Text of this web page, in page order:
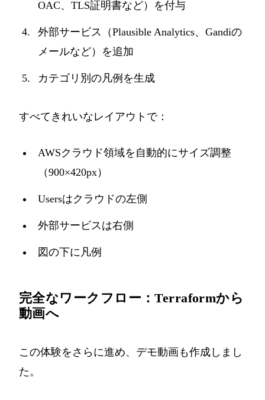
OAC、TLS証明書など）を付与
外部サービス（Plausible Analytics、Gandiの
メールなど）を追加
カテゴリ別の凡例を生成
すべてきれいなレイアウトで：
AWSクラウド領域を自動的にサイズ調整
（900×420px）
Usersはクラウドの左側
外部サービスは右側
図の下に凡例
完全なワークフロー：Terraformから
動画へ
この体験をさらに進め、デモ動画も作成しまし
た。